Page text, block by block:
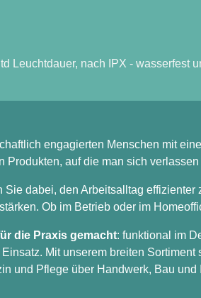
4 Std Leuchtdauer, nach IPX -
engagierten Menschen
Produkten, auf die man
Sie dabei, den Arbeitsalltag
zu stärken. Ob im Betrieb oder
für die Praxis gemacht: funktional
im Einsatz. Mit unserem breiten
und Pflege über Handwerk,